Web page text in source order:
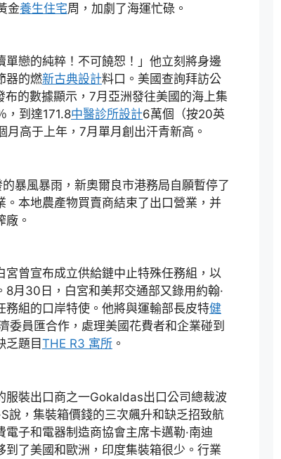
金養生住宅周，加劇了海運忙碌。
戀的純粹！不可饒恕！」他立刻將身邊
器的燃新古典設計料口。美國查詢拜訪公
的數據顯示，7月亞洲發往美國的海上集
，到達171.8中醫診所設計6萬個（按20英
月高于上年，7月單月創出汗青新高。
暴風暴雨，新奧爾良市港務局自願暫停了
。本地農產物買賣商結束了出口營業，并
廠。
曾宣布成立供給鏈中止特殊任務組，以
8月30日，白宮和美邦交通部又錄用約翰·
務組的口岸特使。他將與運輸部長皮特健
委員匯合作，處理美國花費者和企業碰到
乏題目 THE R3 寓所 。
裝出口商之一Gokaldas出口公司總裁波
說，集裝箱價錢的三次飆升和缺乏招致航
子和電器制造商協會主席卡邁勒·南迪
到了美國和歐洲，印度集裝箱很少。行業